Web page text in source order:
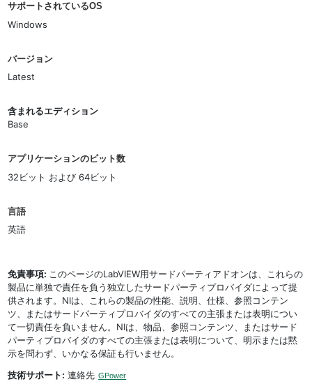
サポートされているOS
Windows
バージョン
Latest
含まれるエディション
Base
アプリケーションのビット数
32ビット および 64ビット
言語
英語
免責事項: このページのLabVIEW用サードパーティアドオンは、これらの
製品に単独で責任を負う独立したサードパーティプロバイダによって提
供されます。NIは、これらの製品の性能、説明、仕様、参照コンテン
ツ、またはサードパーティプロバイダのすべての主張または表明につい
て一切責任を負いません。NIは、物品、参照コンテンツ、またはサード
パーティプロバイダのすべての主張または表明について、明示または黙
示を問わず、いかなる保証も行いません。
技術サポート: 連絡先 GPower